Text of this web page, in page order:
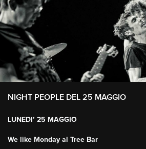
NIGHT PEOPLE DEL 25 MAGGIO
LUNEDI’ 25 MAGGIO
We like Monday al Tree Bar